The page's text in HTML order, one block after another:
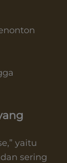
yaitu
sering